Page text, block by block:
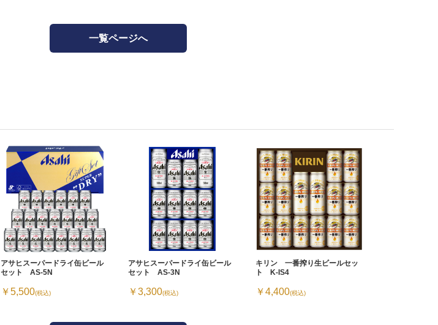
一覧ページへ
アサヒスーパードライ缶ビール
セット AS-5N
￥5,500(税込)
アサヒスーパードライ缶ビール
セット AS-3N
￥3,300(税込)
キリン 一番搾り生ビールセッ
ト K-IS4
￥4,400(税込)